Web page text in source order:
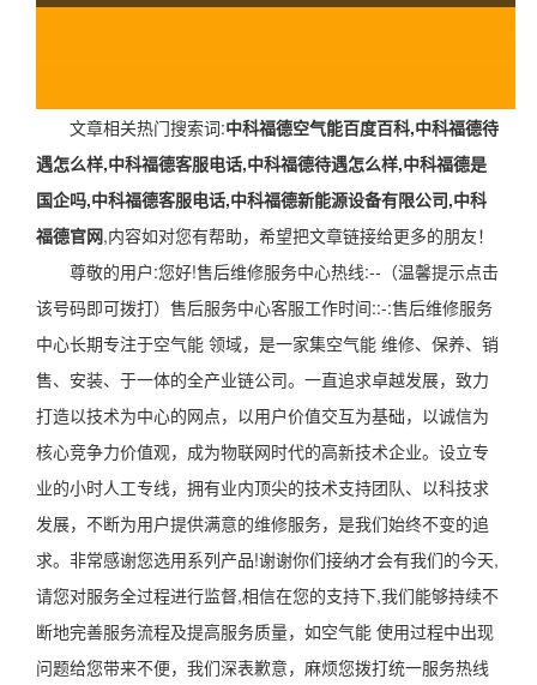
文章相关热门搜索词:中科福德空气能百度百科,中科福德待
遇怎么样,中科福德客服电话,中科福德待遇怎么样,中科福德是
国企吗,中科福德客服电话,中科福德新能源设备有限公司,中科
福德官网,内容如对您有帮助，希望把文章链接给更多的朋友！
尊敬的用户:您好!售后维修服务中心热线:--（温馨提示点击
该号码即可拨打）售后服务中心客服工作时间::-:售后维修服务
中心长期专注于空气能 领域，是一家集空气能 维修、保养、销
售、安装、于一体的全产业链公司。一直追求卓越发展，致力
打造以技术为中心的网点，以用户价值交互为基础，以诚信为
核心竞争力价值观，成为物联网时代的高新技术企业。设立专
业的小时人工专线，拥有业内顶尖的技术支持团队、以科技求
发展，不断为用户提供满意的维修服务，是我们始终不变的追
求。非常感谢您选用系列产品!谢谢你们接纳才会有我们的今天,
请您对服务全过程进行监督,相信在您的支持下,我们能够持续不
断地完善服务流程及提高服务质量，如空气能 使用过程中出现
问题给您带来不便，我们深表歉意，麻烦您拨打统一服务热线